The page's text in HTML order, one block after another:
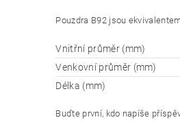
Pouzdra B92 jsou
Vnitřní průměr (mm)
Venkovní průměr (mm)
Délka (mm)
Buďte první, kdo napíše